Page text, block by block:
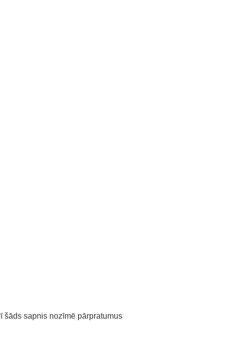
šāds sapnis nozīmē pārpratumus